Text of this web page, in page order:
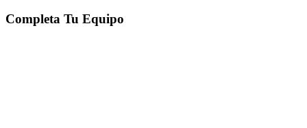
Completa Tu Equipo